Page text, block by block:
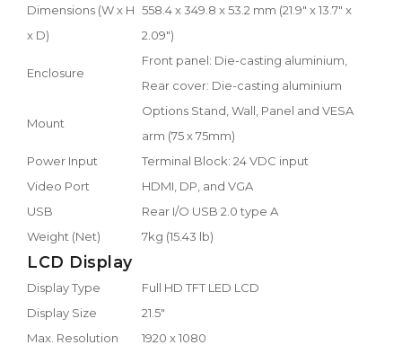
Dimensions (W x H
x D)
558.4 x 349.8 x 53.2 mm (21.9" x 13.7" x
2.09")
Enclosure
Front panel: Die-casting aluminium,
Rear cover: Die-casting aluminium
Mount
Options Stand, Wall, Panel and VESA
arm (75 x 75mm)
Power Input
Terminal Block: 24 VDC input
Video Port
HDMI, DP, and VGA
USB
Rear I/O USB 2.0 type A
Weight (Net)
7kg (15.43 lb)
LCD Display
Display Type
Full HD TFT LED LCD
Display Size
21.5"
Max. Resolution
1920 x 1080